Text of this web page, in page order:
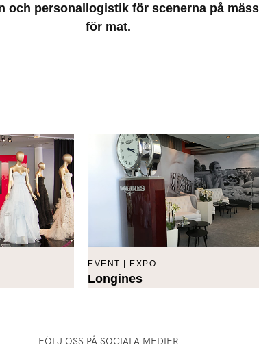
och personallogistik för scenerna på
för mat.
EVENT | EXPO
Longines
FÖLJ OSS PÅ SOCIALA MEDIER